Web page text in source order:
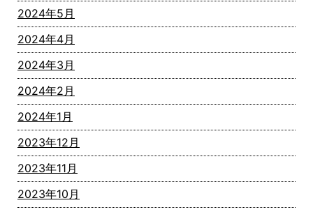
2024年5月
2024年4月
2024年3月
2024年2月
2024年1月
2023年12月
2023年11月
2023年10月